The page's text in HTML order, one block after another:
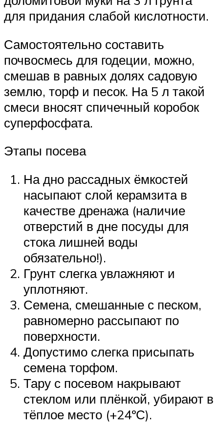
для придания слабой кислотности.
Самостоятельно составить
почвосмесь для годеции, можно,
смешав в равных долях садовую
землю, торф и песок. На 5 л такой
смеси вносят спичечный коробок
суперфосфата.
Этапы посева
На дно рассадных ёмкостей
насыпают слой керамзита в
качестве дренажа (наличие
отверстий в дне посуды для
стока лишней воды
обязательно!).
Грунт слегка увлажняют и
уплотняют.
Семена, смешанные с песком,
равномерно рассыпают по
поверхности.
Допустимо слегка присыпать
семена торфом.
Тару с посевом накрывают
стеклом или плёнкой, убирают в
тёплое место (+24ºС).